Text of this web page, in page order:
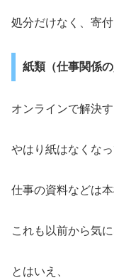
処分だけなく、寄
紙類（仕事関係の
オンラインで解決
やはり紙はなくなっ
仕事の資料などは
これも以前から気
とはいえ、